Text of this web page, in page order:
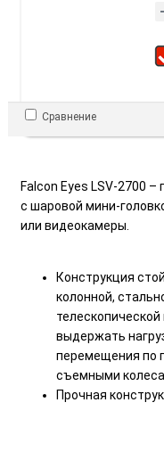
Сравнение
Falcon Eyes LSV-2700
с шаровой мини-
или видеокамеры.
Конструкция
колонной,
выдержать
перемещения по
съемными
Прочная